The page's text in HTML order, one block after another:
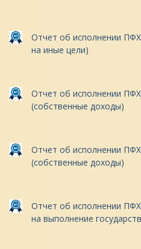
Отчет об исполнении
на иные цели)
Отчет об исполнении
(собственные доходы)
Отчет об исполнении
(собственные доходы)
Отчет об исполнении
на выполнение